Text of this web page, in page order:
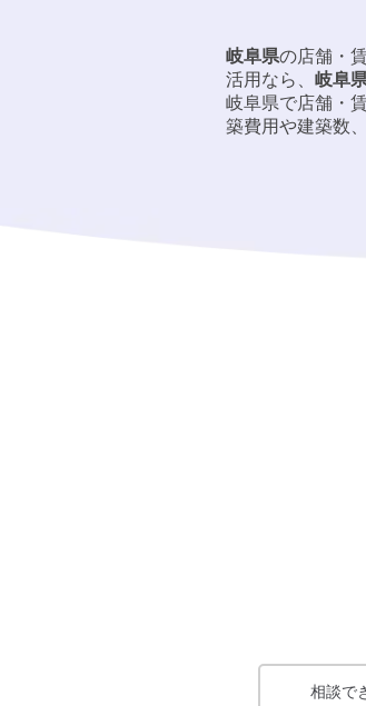
岐阜県の店舗・
活用なら、 岐阜
岐阜県で店舗・
築費用や建築数
相談で